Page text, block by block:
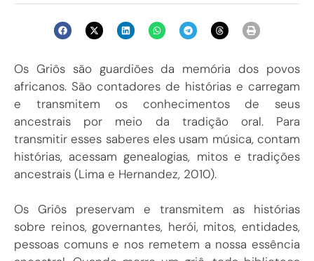
Os Griôs são guardiões da memória dos povos
africanos. São contadores de histórias e carregam
e transmitem os conhecimentos de seus
ancestrais por meio da tradição oral. Para
transmitir esses saberes eles usam música, contam
histórias, acessam genealogias, mitos e tradições
ancestrais (Lima e Hernandez, 2010).
Os Griôs preservam e transmitem as histórias
sobre reinos, governantes, herói, mitos, entidades,
pessoas comuns e nos remetem a nossa essência